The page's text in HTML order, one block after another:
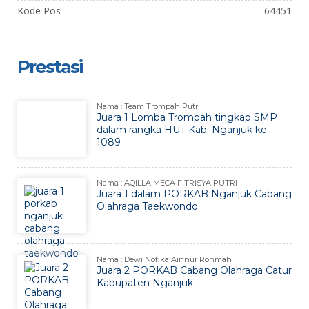
Kode Pos 64451
Prestasi
Nama : Team Trompah Putri
Juara 1 Lomba Trompah tingkap SMP
dalam rangka HUT Kab. Nganjuk ke-
1089
Nama : AQILLA MECA FITRISYA PUTRI
Juara 1 dalam PORKAB Nganjuk Cabang
Olahraga Taekwondo
Nama : Dewi Nofika Ainnur Rohmah
Juara 2 PORKAB Cabang Olahraga Catur
Kabupaten Nganjuk